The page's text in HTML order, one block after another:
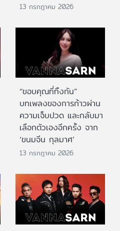
13 กรกฎาคม 2026
“ขอบคุณที่ทิ้งกัน”
บทเพลงของการก้าวผ่าน
ความเจ็บปวด และกลับมา
เลือกตัวเองอีกครั้ง จาก
‘ขนมจีน กุลมาศ’
13 กรกฎาคม 2026